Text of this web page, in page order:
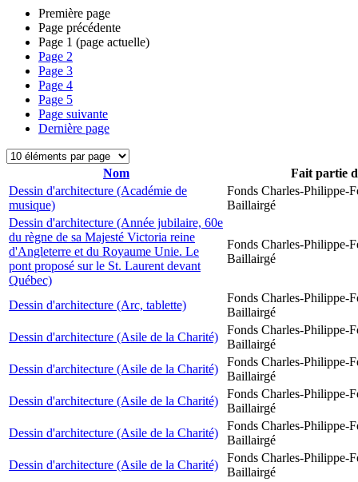
Première page
Page précédente
Page 1 (page actuelle)
Page 2
Page 3
Page 4
Page 5
Page suivante
Dernière page
Nom
Fait partie
Dessin d'architecture (Académie de
musique)
Fonds Charles-Philippe-
Baillairgé
Dessin d'architecture (Année jubilaire, 60e
du règne de sa Majesté Victoria reine
d'Angleterre et du Royaume Unie. Le
pont proposé sur le St. Laurent devant
Québec)
Fonds Charles-Philippe-
Baillairgé
Dessin d'architecture (Arc, tablette)
Fonds Charles-Philippe-
Baillairgé
Dessin d'architecture (Asile de la Charité)
Fonds Charles-Philippe-
Baillairgé
Dessin d'architecture (Asile de la Charité)
Fonds Charles-Philippe-
Baillairgé
Dessin d'architecture (Asile de la Charité)
Fonds Charles-Philippe-
Baillairgé
Dessin d'architecture (Asile de la Charité)
Fonds Charles-Philippe-
Baillairgé
Dessin d'architecture (Asile de la Charité)
Fonds Charles-Philippe-
Baillairgé